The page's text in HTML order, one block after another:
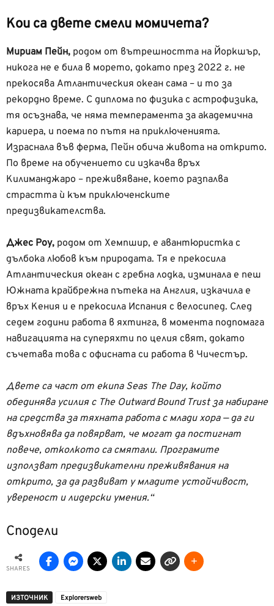
Кои са двете смели момичета?
Мириам Пейн, родом от вътрешността на Йоркшър,
никога не е била в морето, докато през 2022 г. не
прекосява Атлантическия океан сама – и то за
рекордно време. С диплома по физика с астрофизика,
тя осъзнава, че няма темперамента за академична
кариера, и поема по пътя на приключенията.
Израснала във ферма, Пейн обича живота на открито.
По време на обучението си изкачва връх
Килиманджаро – преживяване, което разпалва
страстта ѝ към приключенските
предизвикателства.
Джес Роу, родом от Хемпшир, е авантюристка с
дълбока любов към природата. Тя е прекосила
Атлантическия океан с гребна лодка, изминала е пеш
Южната крайбрежна пътека на Англия, изкачила е
връх Кения и е прекосила Испания с велосипед. След
седем години работа в яхтинга, в момента подпомага
навигацията на суперяхти по целия свят, докато
съчетава това с офисната си работа в Чичестър.
Двете са част от екипа Seas The Day, който
обединява усилия с The Outward Bound Trust за набиране
на средства за тяхната работа с млади хора — да ги
вдъхновява да повярват, че могат да постигнат
повече, отколкото са смятали. Програмите
използват предизвикателни преживявания на
открито, за да развиват у младите устойчивост,
увереност и лидерски умения.“
Сподели
SHARES
ИЗТОЧНИК Еxplorersweb